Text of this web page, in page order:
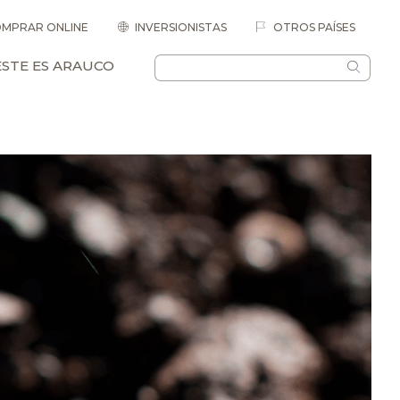
ONLINE INVERSIONISTAS OTROS PAÍSES
ES ARAUCO